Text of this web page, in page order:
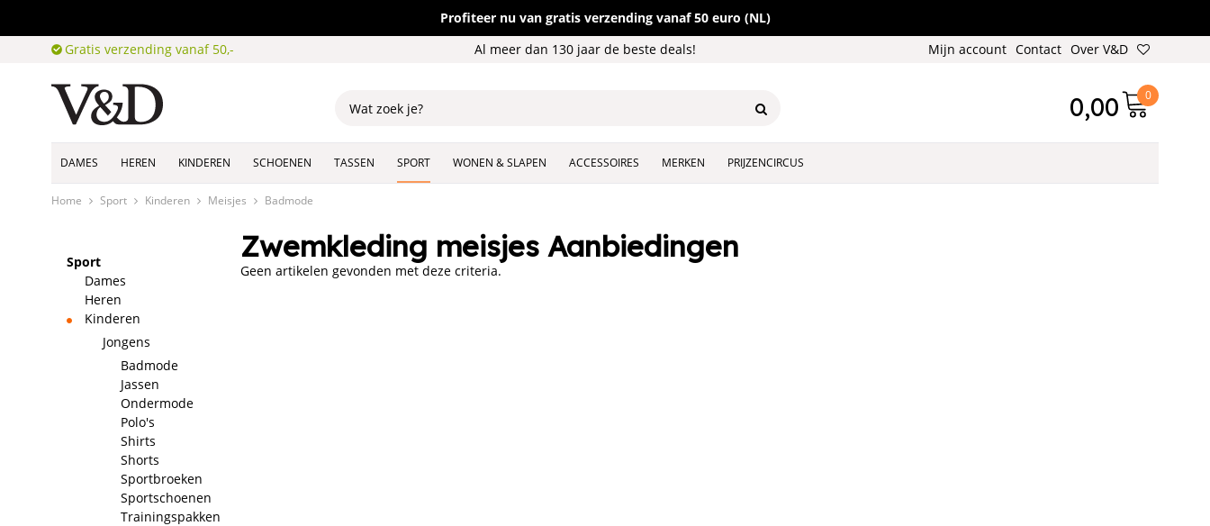
Profiteer nu van gratis verzending vanaf 50 euro (NL)
Gratis verzending vanaf 50,-
Mijn account Contact Over V&D
Al meer dan 130 jaar de beste deals!
0
0,00
DAMES HEREN KINDEREN SCHOENEN TASSEN SPORT WONEN & SLAPEN ACCESSOIRES MERKEN PRIJZENCIRCUS
Home Sport Kinderen Meisjes Badmode
Sport
Dames
Heren
Kinderen
Jongens
Badmode
Jassen
Ondermode
Polo's
Shirts
Shorts
Sportbroeken
Sportschoenen
Trainingspakken
Zwemkleding meisjes Aanbiedingen
Geen artikelen gevonden met deze criteria.